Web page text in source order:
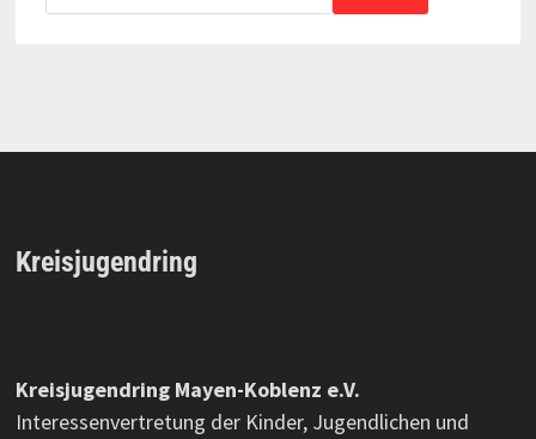
Kreisjugendring
Kreisjugendring Mayen-Koblenz e.V.
Interessenvertretung der Kinder, Jugendlichen und